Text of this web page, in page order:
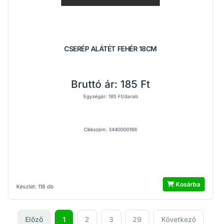
CSERÉP ALÁTÉT FEHÉR 18CM
Készlet: 118 db
Bruttó ár: 185 Ft
Egységár: 185 Ft/darab
Cikkszám: 3440000166
Kosárba
Előző 1 2 3 29 Következő